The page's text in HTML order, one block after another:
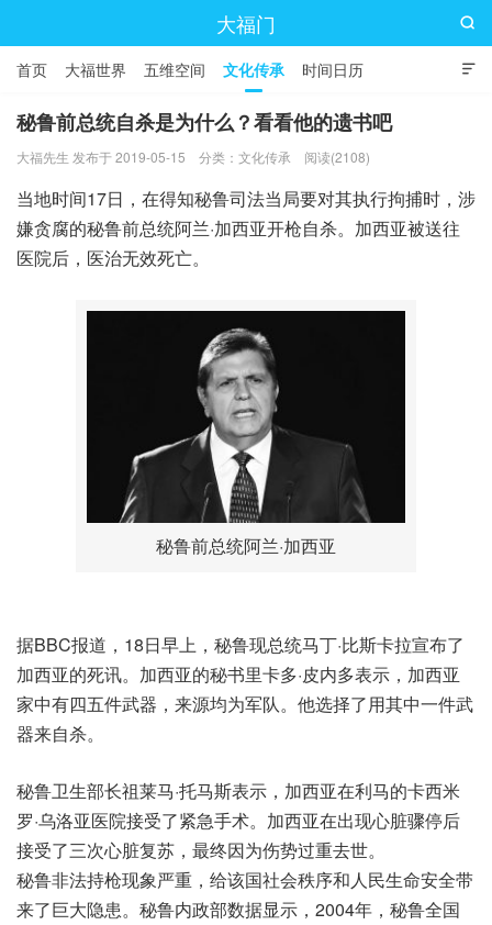
大福门

首页 大福世界 五维空间 文化传承 时间日历

秘鲁前总统自杀是为什么？看看他的遗书吧
大福先生 发布于 2019-05-15 分类： 文化传承 阅读(2108)
当地时间17日，在得知秘鲁司法当局要对其执行拘捕时，涉
嫌贪腐的秘鲁前总统阿兰·加西亚开枪自杀。加西亚被送往
医院后，医治无效死亡。
秘鲁前总统阿兰·加西亚
据BBC报道，18日早上，秘鲁现总统马丁·比斯卡拉宣布了
加西亚的死讯。加西亚的秘书里卡多·皮内多表示，加西亚
家中有四五件武器，来源均为军队。他选择了用其中一件武
器来自杀。
秘鲁卫生部长祖莱马·托马斯表示，加西亚在利马的卡西米
罗·乌洛亚医院接受了紧急手术。加西亚在出现心脏骤停后
接受了三次心脏复苏，最终因为伤势过重去世。
秘鲁非法持枪现象严重，给该国社会秩序和人民生命安全带
来了巨大隐患。秘鲁内政部数据显示，2004年，秘鲁全国